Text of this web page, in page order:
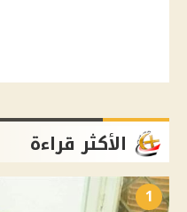
الأكثر قراءة
1